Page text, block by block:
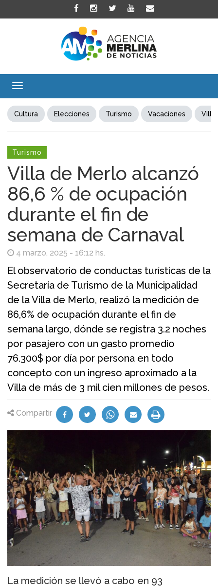
Toggle
Cultura Elecciones Turismo Vacaciones Villa
Turismo
Villa de Merlo alcanzó
86,6 % de ocupación
durante el fin de
semana de Carnaval
4 marzo, 2025 - 16:12 hs.
El observatorio de conductas turísticas de la
Secretaría de Turismo de la Municipalidad
de la Villa de Merlo, realizó la medición de
86,6% de ocupación durante el fin de
semana largo, dónde se registra 3.2 noches
por pasajero con un gasto promedio
76.300$ por día por persona en todo
concepto con un ingreso aproximado a la
Villa de más de 3 mil cien millones de pesos.
Compartir
La medición se llevó a cabo en 93